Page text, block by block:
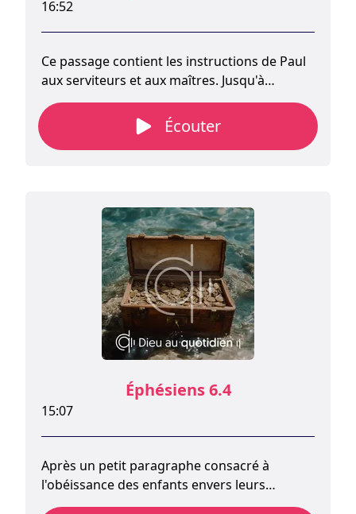
16:52
Ce passage contient les instructions de Paul
aux serviteurs et aux maîtres. Jusqu'à
présent, Paul s'est adressé à deux groupes :
les maris et les femmes, puis les parents et
les enfants. Il introduit maintenant un
envers leurs esclaves.
Écouter
Éphésiens 6.4
15:07
Après un petit paragraphe consacré à
l'obéissance des enfants envers leurs
parents, notre bref passage s'adresse